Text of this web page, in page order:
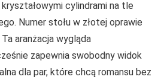
cylindrami na tle
Numer stołu w złotej oprawie
aranżacja wygląda
zapewnia swobodny widok
dla par, które chcą romansu bez